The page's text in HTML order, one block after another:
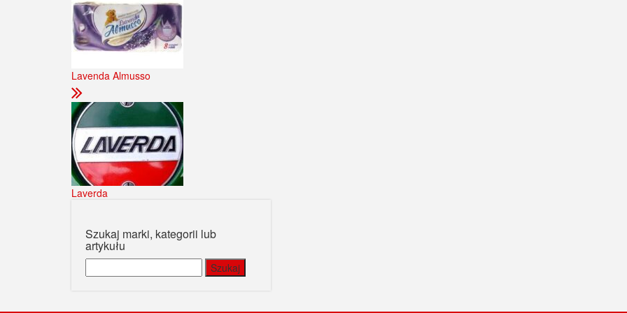
Lavenda Almusso
Laverda
Szukaj marki, kategorii lub
artykułu